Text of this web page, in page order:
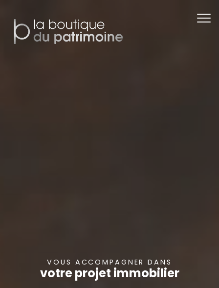
VOUS ACCOMPAGNER DANS
votre projet immobilier